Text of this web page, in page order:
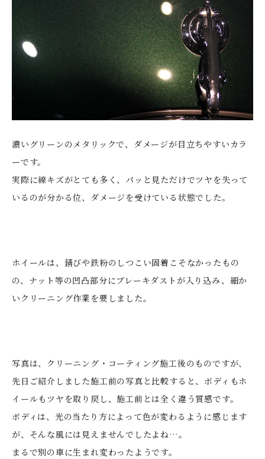
濃いグリーンのメタリックで、ダメージが目立ちやすいカラ
ーです。
実際に線キズがとても多く、パッと見ただけでツヤを失って
いるのが分かる位、ダメージを受けている状態でした。
ホイールは、錆びや鉄粉のしつこい固着こそなかったもの
の、ナット等の凹凸部分にブレーキダストが入り込み、細か
いクリーニング作業を要しました。
写真は、クリーニング・コーティング施工後のものですが、
先日ご紹介しました施工前の写真と比較すると、ボディもホ
イールもツヤを取り戻し、施工前とは全く違う質感です。
ボディは、光の当たり方によって色が変わるように感じます
が、そんな風には見えませんでしたよね…。
まるで別の車に生まれ変わったようです。